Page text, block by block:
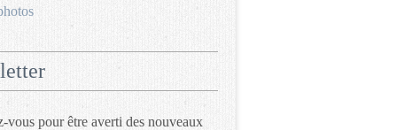
vous pour être averti des nouveaux